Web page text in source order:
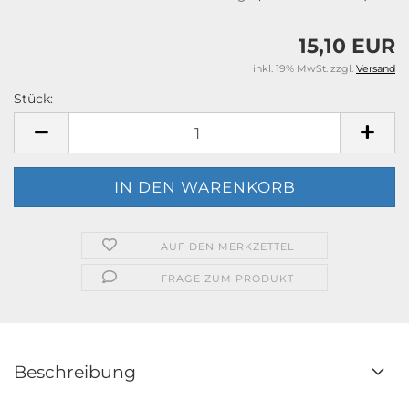
15,10 EUR
inkl. 19% MwSt. zzgl. Versand
Stück:
AUF DEN MERKZETTEL
FRAGE ZUM PRODUKT
Beschreibung